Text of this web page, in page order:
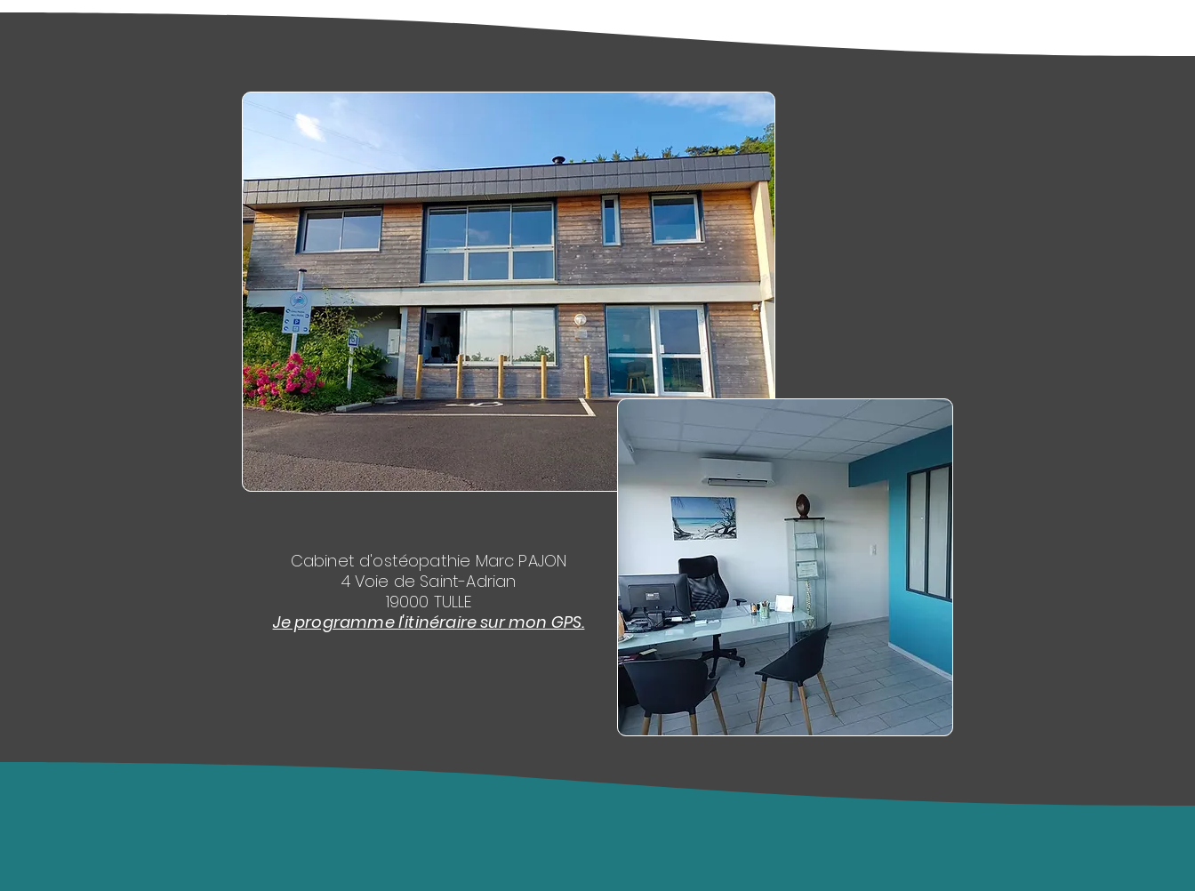
Cabinet d'ostéopathie Marc PAJON
4 Voie de Saint-Adrian
19000 TULLE
Je programme l'itinéraire sur mon GPS.